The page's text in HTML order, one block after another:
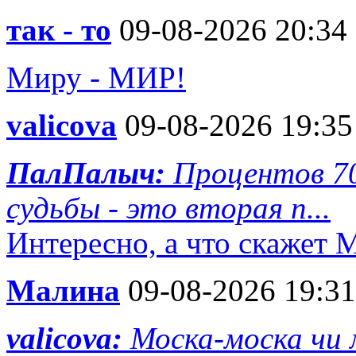
так - то 09-08-2026 20:34
Миру - МИР!
valicova 09-08-2026 19:35
ПалПалыч: Процентов
судьбы - это вторая п...
Интересно, а что скажет
Малина 09-08-2026 19:31
valicova: Моска-моска чи